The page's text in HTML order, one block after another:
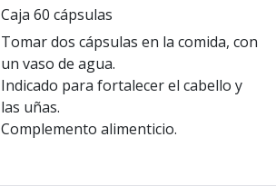
Caja 60 cápsulas
Tomar dos cápsulas en la comida, con
un vaso de agua.
Indicado para fortalecer el cabello y
las uñas.
Complemento alimenticio.